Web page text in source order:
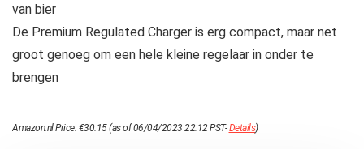
van bier
De Premium Regulated Charger is erg compact, maar net
groot genoeg om een hele kleine regelaar in onder te
brengen
Amazon.nl Price:€30.15(as of 06/04/2023 22:12 PST-Details)